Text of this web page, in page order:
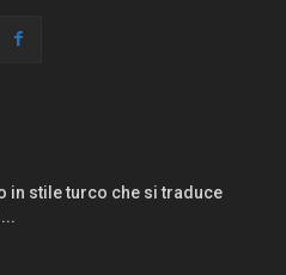
in stile turco che si traduce